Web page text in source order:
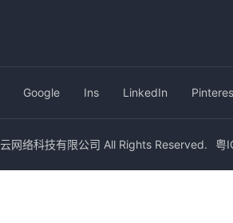
Google Ins LinkedIn
网络科技有限公司 All Rights Reserved. 粤